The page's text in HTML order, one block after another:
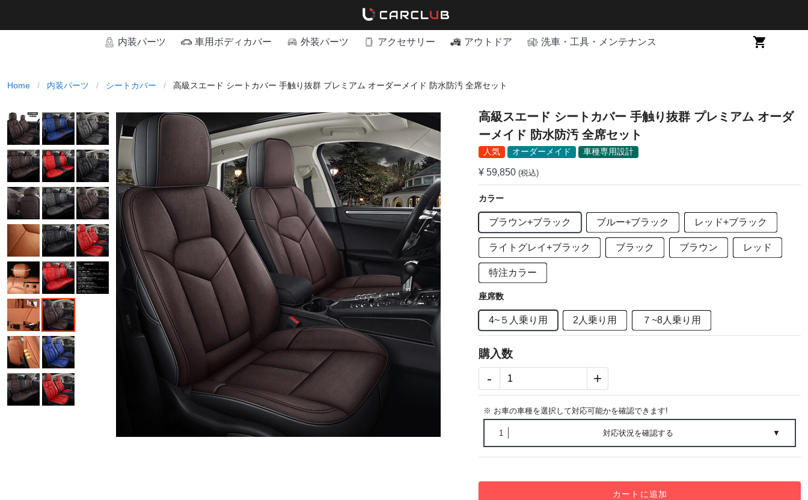
内装パーツ 車用ボディカバー 外装パーツ アクセサリー アウトドア 洗車・工具・メンテナンス
Home / 内装パーツ / シートカバー / 高級スエード シートカバー 手触り抜群 プレミアム オーダーメイド 防水防汚 全席セット
高級スエード シートカバー 手触り抜群 プレミアム オーダ
ーメイド 防水防汚 全席セット
人気 オーダーメイド 車種専用設計
¥ 59,850 (税込)
カラー
ブラウン+ブラック ブルー+ブラック レッド+ブラック
ライトグレイ+ブラック ブラック ブラウン レッド
特注カラー
座席数
4~５人乗り用 2人乗り用 ７~8人乗り用
購入数
- +
※ お車の車種を選択して対応可能かを確認できます!
1 対応状況を確認する ▼
カートに追加